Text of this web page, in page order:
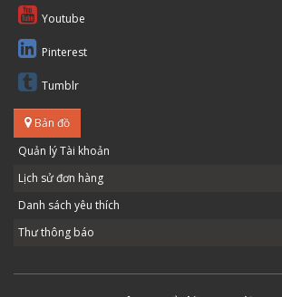
Youtube
Pinterest
Tumblr
Bản đồ
Quản lý Tài khoản
Lịch sử đơn hàng
Danh sách yêu thích
Thư thông báo